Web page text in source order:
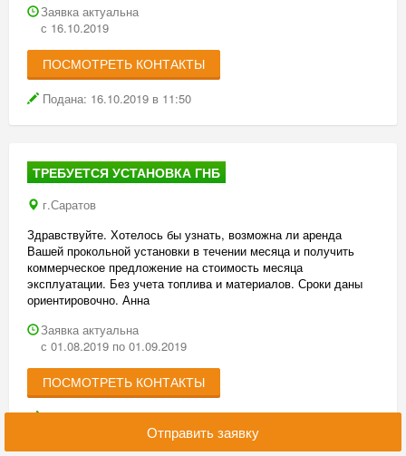
заранее.
индивидуальна для каждого конкретного арендатора данной
техники, так как она зависит от объема работы, количества
арендованной техники и прочих условий.
Предоставляемая нами в аренду техника полностью исправна и
арендаторов.
Заявка актуальна
с 16.10.2019
ПОСМОТРЕТЬ КОНТАКТЫ
Подана: 16.10.2019 в 11:50
ТРЕБУЕТСЯ УСТАНОВКА ГНБ
г.Саратов
Здравствуйте. Хотелось бы узнать, возможна ли аренда
Вашей прокольной установки в течении месяца и получить
коммерческое предложение на стоимость месяца
эксплуатации. Без учета топлива и материалов. Сроки даны
ориентировочно. Анна
Заявка актуальна
с 01.08.2019 по 01.09.2019
ПОСМОТРЕТЬ КОНТАКТЫ
Подана: 01.07.2019 в 15:01
Отправить заявку